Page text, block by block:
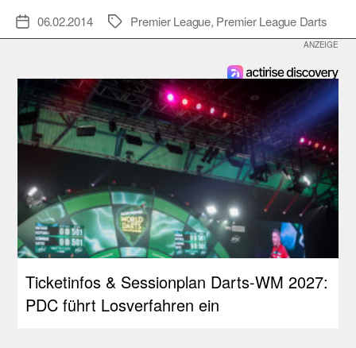
Veröffentlichungsdatum
06.02.2014 Schlagwörter
Premier League, Premier League Darts
Ticketinfos & Sessionplan Darts-WM 2027:
PDC führt Losverfahren ein